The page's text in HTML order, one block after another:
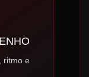
ritmo e